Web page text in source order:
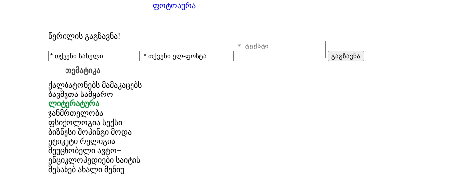
ფოტოაურა
წერილის გაგზავნა!
თემატიკა
ქალბატონებს მამაკაცებს
ბავშვთა სამყარო
ლიტერატურა
ჯანმრთელობა
ფსიქოლოგია სექსი
ბიზნესი შოპინგი მოდა
ეტიკეტი რელიგია
შეუცნობელი ავტო+
ენციკლოპედიები საიტის
შესახებ ახალი მენიუ